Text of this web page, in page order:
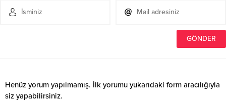
Henüz yorum yapılmamış. İlk yorumu yukarıdaki form aracılığıyla
siz yapabilirsiniz.